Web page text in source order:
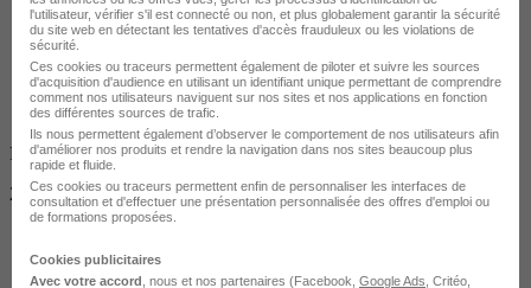
Non finançable CPF
245 €
l'utilisateur, vérifier s'il est connecté ou non, et plus globalement garantir la sécurité
du site web en détectant les tentatives d'accès frauduleux ou les violations de
sécurité.
Ces cookies ou traceurs permettent également de piloter et suivre les sources
d'acquisition d'audience en utilisant un identifiant unique permettant de comprendre
comment nos utilisateurs naviguent sur nos sites et nos applications en fonction
des différentes sources de trafic.
Ils nous permettent également d’observer le comportement de nos utilisateurs afin
d'améliorer nos produits et rendre la navigation dans nos sites beaucoup plus
rapide et fluide.
Ces cookies ou traceurs permettent enfin de personnaliser les interfaces de
consultation et d'effectuer une présentation personnalisée des offres d'emploi ou
de formations proposées.
Cookies publicitaires
Avec votre accord , nous et nos partenaires (Facebook, Google Ads , Critéo,